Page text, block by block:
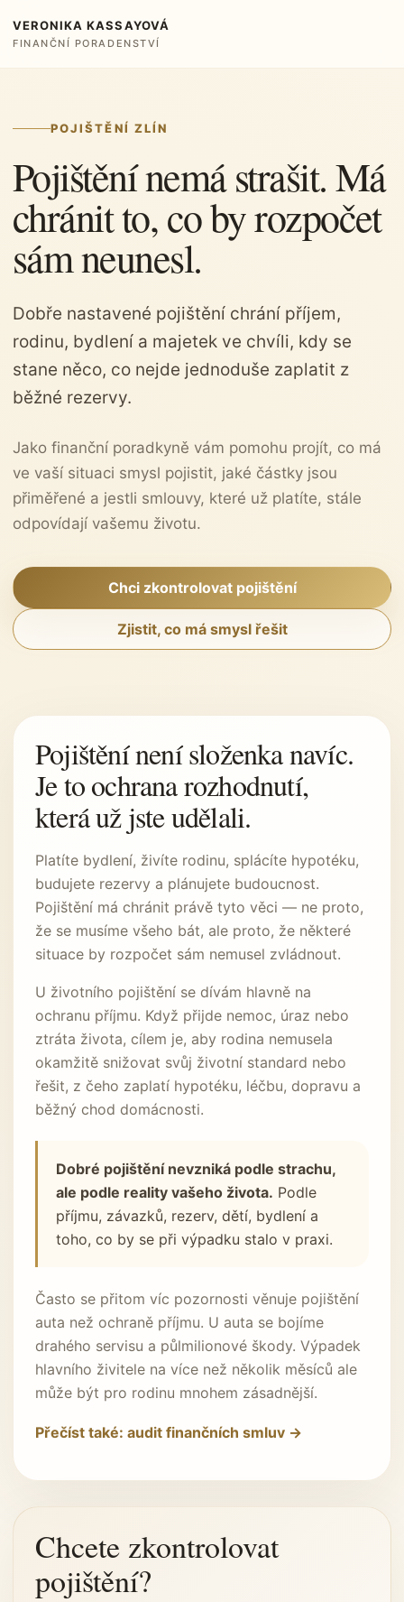
VERONIKA KASSAYOVÁ
FINANČNÍ PORADENSTVÍ
POJIŠTĚNÍ ZLÍN
Pojištění nemá strašit. Má
chránit to, co by rozpočet
sám neunesl.
Dobře nastavené pojištění chrání příjem,
rodinu, bydlení a majetek ve chvíli, kdy se
stane něco, co nejde jednoduše zaplatit z
běžné rezervy.
Jako finanční poradkyně vám pomohu projít, co má
ve vaší situaci smysl pojistit, jaké částky jsou
přiměřené a jestli smlouvy, které už platíte, stále
odpovídají vašemu životu.
Chci zkontrolovat pojištění
Zjistit, co má smysl řešit
Pojištění není složenka navíc.
Je to ochrana rozhodnutí,
která už jste udělali.
Platíte bydlení, živíte rodinu, splácíte hypotéku,
budujete rezervy a plánujete budoucnost.
Pojištění má chránit právě tyto věci — ne proto,
že se musíme všeho bát, ale proto, že některé
situace by rozpočet sám nemusel zvládnout.
U životního pojištění se dívám hlavně na
ochranu příjmu. Když přijde nemoc, úraz nebo
ztráta života, cílem je, aby rodina nemusela
okamžitě snižovat svůj životní standard nebo
řešit, z čeho zaplatí hypotéku, léčbu, dopravu a
běžný chod domácnosti.
Dobré pojištění nevzniká podle strachu,
ale podle reality vašeho života. Podle
příjmu, závazků, rezerv, dětí, bydlení a
toho, co by se při výpadku stalo v praxi.
Často se přitom víc pozornosti věnuje pojištění
auta než ochraně příjmu. U auta se bojíme
drahého servisu a půlmilionové škody. Výpadek
hlavního živitele na více než několik měsíců ale
může být pro rodinu mnohem zásadnější.
Přečíst také: audit finančních smluv →
Chcete zkontrolovat
pojištění?